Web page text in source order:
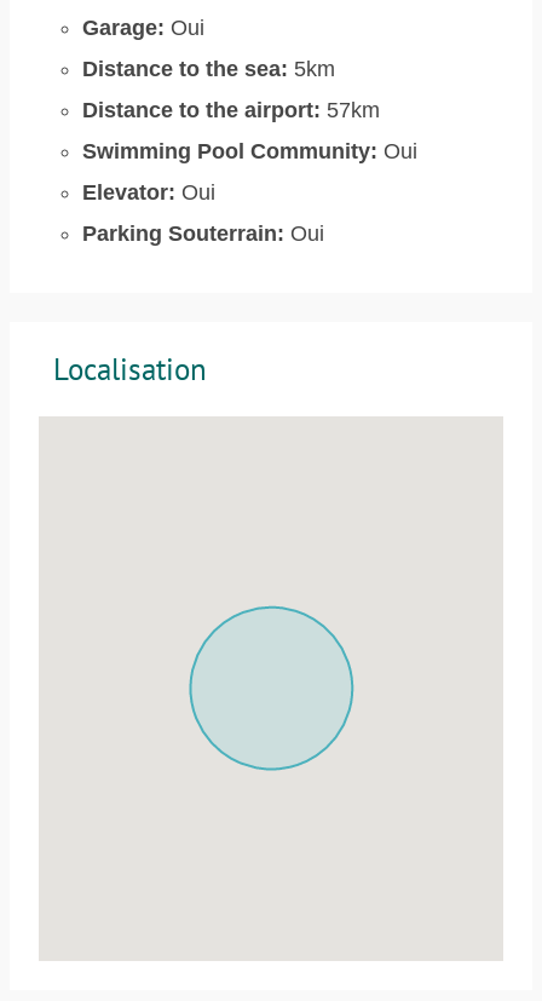
Garage: Oui
Distance to the sea: 5km
Distance to the airport: 57km
Swimming Pool Community: Oui
Elevator: Oui
Parking Souterrain: Oui
Localisation